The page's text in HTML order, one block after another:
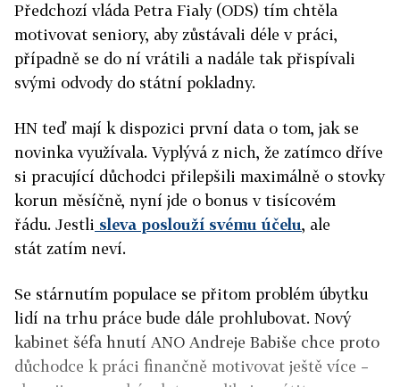
Předchozí vláda Petra Fialy (ODS) tím chtěla
motivovat seniory, aby zůstávali déle v práci,
případně se do ní vrátili a nadále tak přispívali
svými odvody do státní pokladny.
HN teď mají k dispozici první data o tom, jak se
novinka využívala. Vyplývá z nich, že zatímco dříve
si pracující důchodci přilepšili maximálně o stovky
korun měsíčně, nyní jde o bonus v tisícovém
řádu. Jestli sleva poslouží svému účelu, ale
stát zatím neví.
Se stárnutím populace se přitom problém úbytku
lidí na trhu práce bude dále prohlubovat. Nový
kabinet šéfa hnutí ANO Andreje Babiše chce proto
důchodce k práci finančně motivovat ještě více –